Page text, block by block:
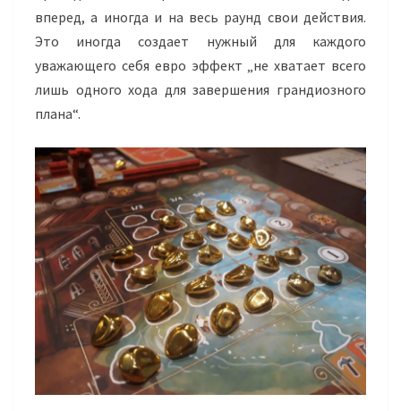
вперед, а иногда и на весь раунд свои действия.
Это иногда создает нужный для каждого
уважающего себя евро эффект „не хватает всего
лишь одного хода для завершения грандиозного
плана“.